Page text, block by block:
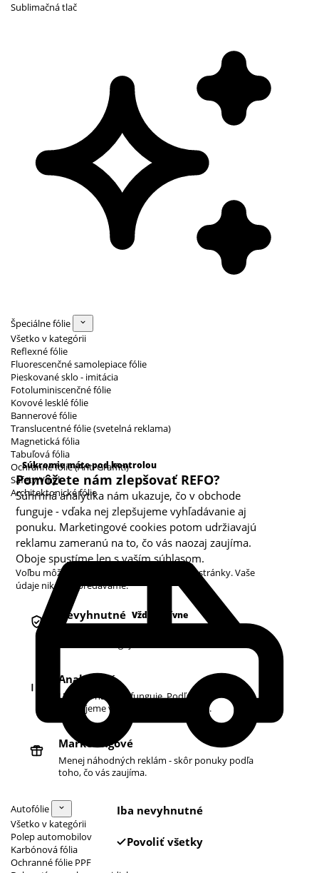
Sublimačná tlač
Špeciálne fólie
Všetko v kategórii
Reflexné fólie
Fluorescenčné samolepiace fólie
Pieskované sklo - imitácia
Fotoluminiscenčné fólie
Kovové lesklé fólie
Bannerové fólie
Translucentné fólie (svetelná reklama)
Magnetická fólia
Tabuľová fólia
Ochranné fólie (Anti Graffiti)
Safety Vinyl
Architektonické fólie
Autofólie
Všetko v kategórii
Polep automobilov
Karbónová fólia
Ochranné fólie PPF
Súkromie máte pod kontrolou
Pomôžete nám zlepšovať REFO?
Súhrnná analytika nám ukazuje, čo v obchode
funguje - vďaka nej zlepšujeme vyhľadávanie aj
ponuku. Marketingové cookies potom udržiavajú
reklamu zameranú na to, čo vás naozaj zaujíma.
Oboje spustíme len s vaším súhlasom.
Voľbu môžete kedykoľvek zmeniť v pätičke stránky. Vaše
údaje nikdy nepredávame.
Kategórie cookies
Nevyhnutné Vždy aktívne
Analytické
Ukazujú nám, čo funguje. Podľa toho
zlepšujeme vyhľadávanie aj ponuku.
Marketingové
Menej náhodných reklám - skôr ponuky podľa
toho, čo vás zaujíma.
Iba nevyhnutné
Povoliť všetky